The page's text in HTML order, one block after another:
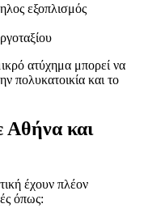
εξοπλισμός
ατύχημα μπορεί να
πολυκατοικία και το
Αθήνα και
έχουν πλέον
όπως: